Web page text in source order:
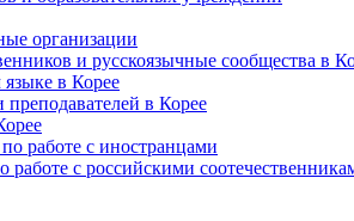
организации
и русскоязычные сообщества в
в Корее
в Корее
работе с иностранцами
работе с российскими